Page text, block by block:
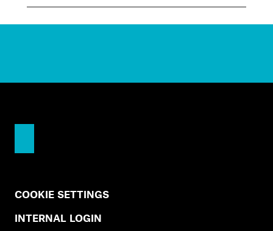
COOKIE SETTINGS
INTERNAL LOGIN